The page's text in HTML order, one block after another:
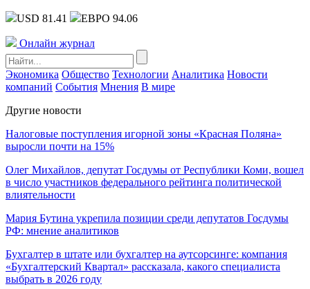
USD 81.41 ЕВРО 94.06
Онлайн журнал
Экономика Общество Технологии Аналитика Новости
компаний События Мнения В мире
Другие новости
Налоговые поступления игорной зоны «Красная Поляна»
выросли почти на 15%
Олег Михайлов, депутат Госдумы от Республики Коми, вошел
в число участников федерального рейтинга политической
влиятельности
Мария Бутина укрепила позиции среди депутатов Госдумы
РФ: мнение аналитиков
Бухгалтер в штате или бухгалтер на аутсорсинге: компания
«Бухгалтерский Квартал» рассказала, какого специалиста
выбрать в 2026 году